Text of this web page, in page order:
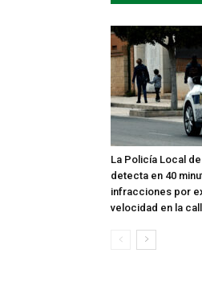
La Policía Local
detecta en 40
infracciones por
velocidad en la